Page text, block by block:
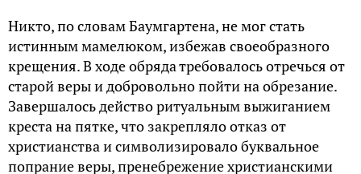
Никто, по словам Баумгартена, не мог стать
истинным мамелюком, избежав своеобразного
крещения. В ходе обряда требовалось отречься от
старой веры и добровольно пойти на обрезание.
Завершалось действо ритуальным выжиганием
креста на пятке, что закрепляло отказ от
христианства и символизировало буквальное
попрание веры, пренебрежение христианскими